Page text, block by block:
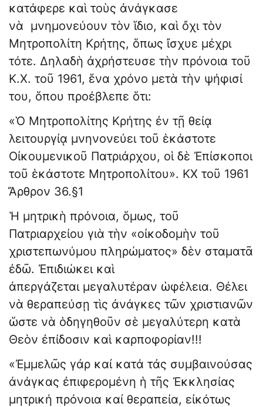
κατάφερε καὶ τοὺς ἀνάγκασε
νὰ μνημονεύουν τὸν ἵδιο, καὶ ὄχι τὸν
Μητροπολίτη Κρήτης, ὅπως ἴσχυε μέχρι
τότε. Δηλαδὴ ἀχρήστευσε τὴν πρόνοια τοῦ
Κ.Χ. τοῦ 1961, ἕνα χρόνο μετὰ τὴν ψήφισί
του, ὅπου προέβλεπε ὅτι:
«Ὁ Μητροπολίτης Κρήτης ἐν τῇ θείᾳ
λειτουργίᾳ μνηνονεύει τοῦ ἑκάστοτε
Οἰκουμενικοῦ Πατριάρχου, οἱ δὲ Ἐπίσκοποι
τοῦ ἑκάστοτε Μητροπολίτου». ΚΧ τοῦ 1961
Ἄρθρον 36.§1
Ἡ μητρικὴ πρόνοια, ὅμως, τοῦ
Πατριαρχείου γιὰ τὴν «οἰκοδομὴν τοῦ
χριστεπωνύμου πληρώματος» δὲν σταματᾶ
ἐδῶ. Ἐπιδιώκει καὶ
ἀπεργάζεται μεγαλυτέραν ὡφέλεια. Θέλει
νὰ θεραπεύσῃ τὶς ἀνάγκες τῶν χριστιανῶν
ὥστε νὰ ὁδηγηθοῦν σὲ μεγαλύτερη κατὰ
Θεὸν ἐπίδοσιν καὶ καρποφορίαν!!!
«Ἐμμελῶς γάρ καί κατά τάς συμβαινούσας
ἀνάγκας ἐπιφερομένη ἡ τῆς Ἐκκλησίας
μητρική πρόνοια καί θεραπεία, εἰκότως